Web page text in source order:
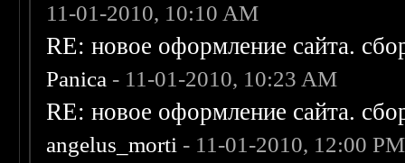
11-01-2010, 10:10 AM
RE: новое оформление сайта.
Panica - 11-01-2010, 10:23 AM
RE: новое оформление сайта.
angelus_morti - 11-01-2010, 12:00 PM